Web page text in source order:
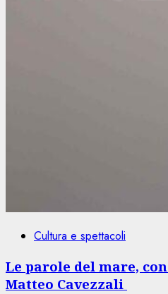
Cultura e spettacoli
Le parole del mare,
Matteo Cavezzali